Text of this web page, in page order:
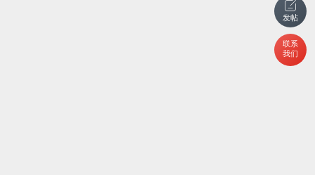
发帖
联系
我们